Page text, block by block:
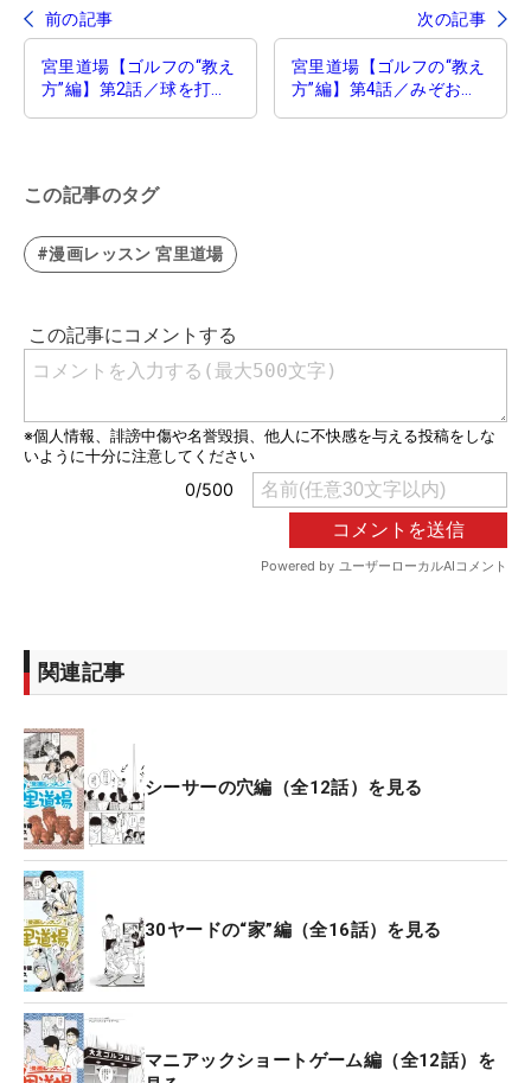
前の記事 次の記事
宮里道場【ゴルフの“教え
方”編】第2話／球を打つ
宮里道場【ゴルフの“教え
方”編】第4話／みぞおち
この記事のタグ
#漫画レッスン 宮里道場
関連記事
シーサーの穴編（全12話）を見る
30ヤードの“家”編（全16話）を見る
マニアックショートゲーム編（全12話）を